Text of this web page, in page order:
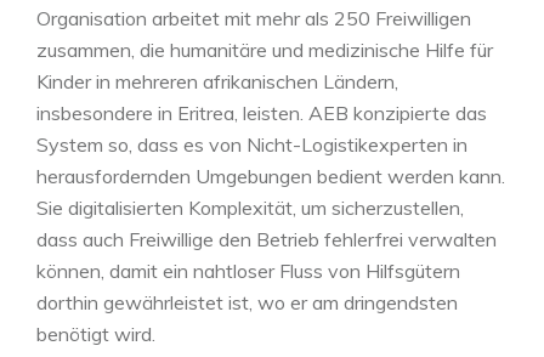
Organisation arbeitet mit mehr als 250 Freiwilligen
zusammen, die humanitäre und medizinische Hilfe für
Kinder in mehreren afrikanischen Ländern,
insbesondere in Eritrea, leisten. AEB konzipierte das
System so, dass es von Nicht-Logistikexperten in
herausfordernden Umgebungen bedient werden kann.
Sie digitalisierten Komplexität, um sicherzustellen,
dass auch Freiwillige den Betrieb fehlerfrei verwalten
können, damit ein nahtloser Fluss von Hilfsgütern
dorthin gewährleistet ist, wo er am dringendsten
benötigt wird.